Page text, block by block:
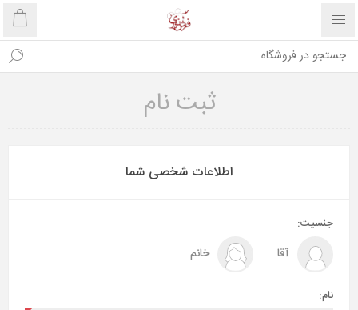
ثبت نام
اطلاعات شخصی شما
جنسیت:
آقا خانم
نام: